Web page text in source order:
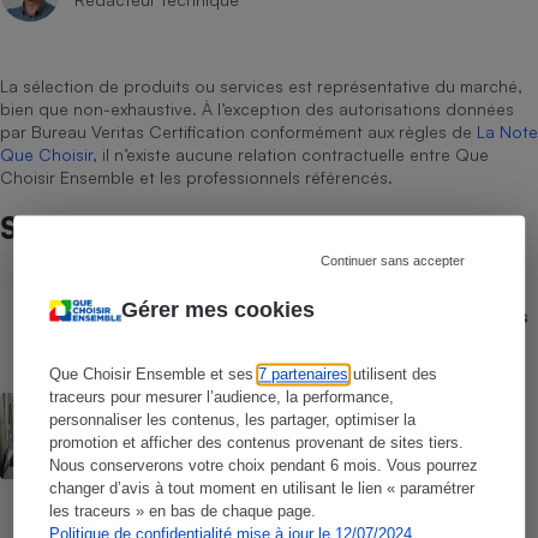
Gérer mes cookies
Que Choisir Ensemble et ses7 partenaires utilisent des
traceurs pour mesurer l’audience, la performance,
personnaliser les contenus, les partager, optimiser la
promotion et afficher des contenus provenant de sites tiers.
Nous conserverons votre choix pendant 6 mois. Vous pourrez
changer d’avis à tout moment en utilisant le lien « paramétrer
les traceurs » en bas de chaque page.
Politique de confidentialité mise à jour le 12/07/2024
Continuer sans accepter
La sélection de produits ou services est représentative du marché,
bien que non-exhaustive. À l’exception des autorisations données
par Bureau Veritas Certification conformément aux règles de La Note
Que Choisir, il n’existe aucune relation contractuelle entre Que
Choisir Ensemble et les professionnels référencés.
Sur le même sujet
Comparateur gratuit des forfaits mobiles
sans engagement
ACTUALITÉ
Numéros de services clients gratuits - La
liste des numéros non surtaxés
COMMENT NOUS TESTONS